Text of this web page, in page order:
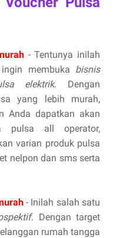
- Tentunya inilah
membuka bisnis
elektrik. Dengan
yang lebih murah,
Anda dapatkan akan
pulsa all operator,
varian produk pulsa
nelpon dan sms serta
- Inilah salah satu
. Dengan target
rumah tangga